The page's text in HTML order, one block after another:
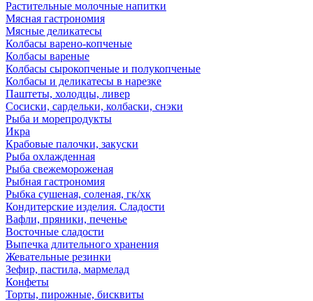
Растительные молочные напитки
Мясная гастрономия
Мясные деликатесы
Колбасы варено-копченые
Колбасы вареные
Колбасы сырокопченые и полукопченые
Колбасы и деликатесы в нарезке
Паштеты, холодцы, ливер
Сосиски, сардельки, колбаски, снэки
Рыба и морепродукты
Икра
Крабовые палочки, закуски
Рыба охлажденная
Рыба свежемороженая
Рыбная гастрономия
Рыбка сушеная, соленая, гк/хк
Кондитерские изделия. Сладости
Вафли, пряники, печенье
Восточные сладости
Выпечка длительного хранения
Жевательные резинки
Зефир, пастила, мармелад
Конфеты
Торты, пирожные, бисквиты